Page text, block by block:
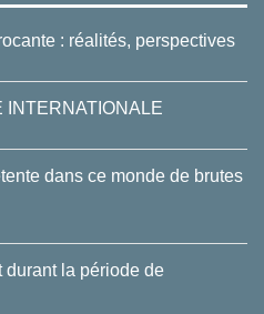
: réalités, perspectives
INTERNATIONALE
dans ce monde de brutes
durant la période de